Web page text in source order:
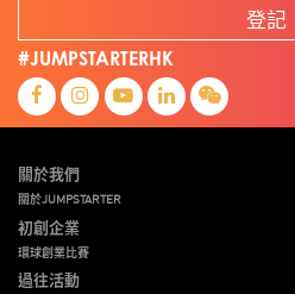
登記
#JUMPSTARTERHK
關於我們
關於JUMPSTARTER
初創企業
環球創業比賽
過往活動